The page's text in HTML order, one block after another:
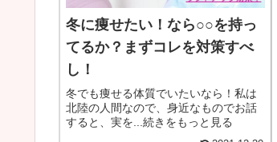
冬に痩せたい！なら○○を持っ
てるか？まずコレを対策すべ
し！
冬でも痩せる体質でいたいなら！私は
北陸の人間なので、身近なものでお話
すると、実を...続きをもっと見る